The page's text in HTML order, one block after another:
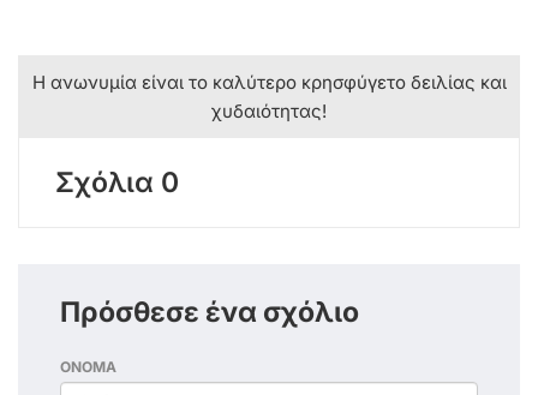
Η ανωνυμία είναι το καλύτερο κρησφύγετο δειλίας και
χυδαιότητας!
Σχόλια 0
Πρόσθεσε ένα σχόλιο
ΟΝΟΜΑ